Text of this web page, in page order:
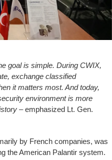
goal is simple. During CWIX,
exchange classified
it matters most. And today,
environment is more
– emphasized Lt. Gen.
by French companies, was
the American Palantir system.